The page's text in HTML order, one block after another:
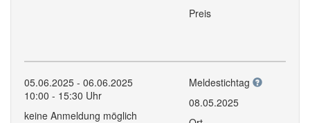
Preis
05.06.2025 - 06.06.2025
10:00 - 15:30 Uhr
keine Anmeldung möglich
Meldestichtag
08.05.2025